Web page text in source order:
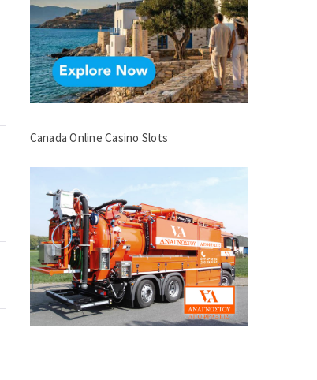
Canada Online Casino Slots